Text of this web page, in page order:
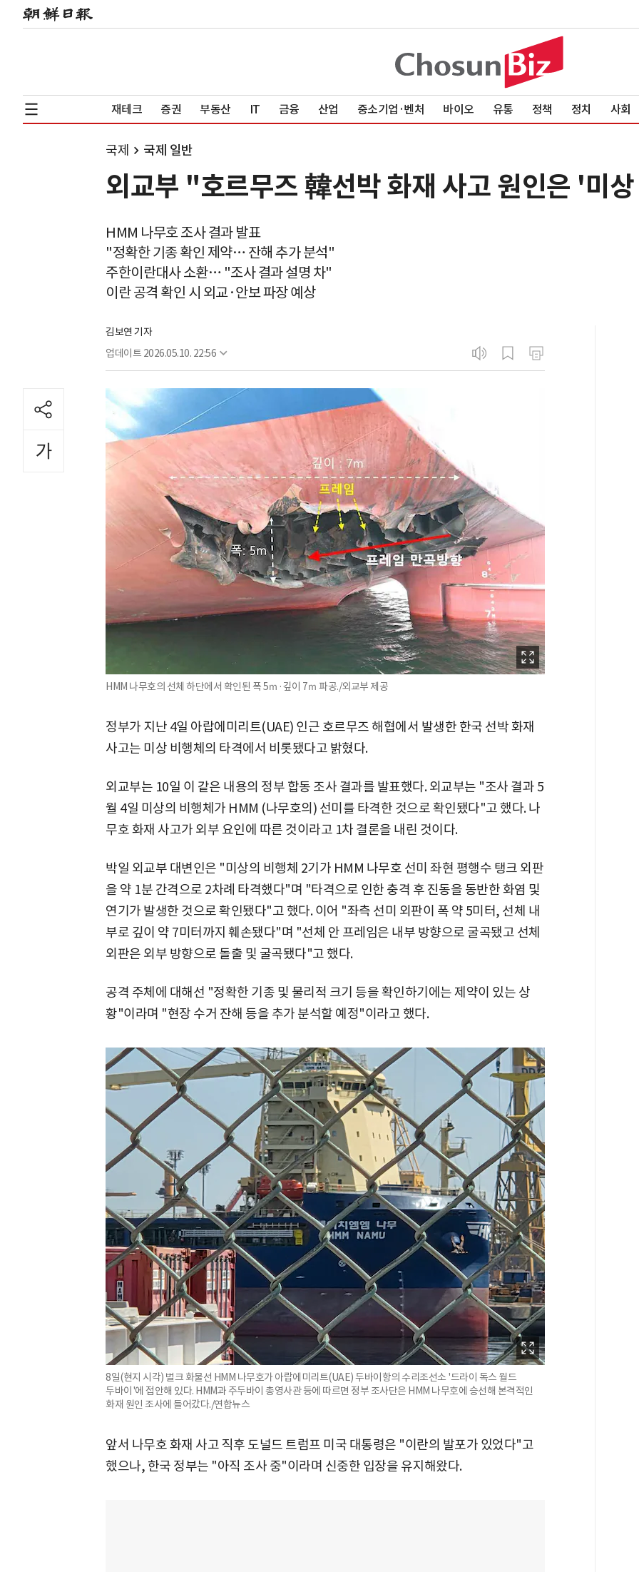
재테크 증권 부동산 IT 금융 산업 중소기업·벤처 바이오 유통 정책 정치 사회
국제 국제 일반
외교부 "호르무즈 韓선박 화재 사고 원인은 '미
HMM 나무호 조사 결과 발표
"정확한 기종 확인 제약… 잔해 추가 분석"
주한이란대사 소환… "조사 결과 설명 차"
이란 공격 확인 시 외교·안보 파장 예상
김보연 기자
업데이트 2026.05.10. 22:56
HMM 나무호의 선체 하단에서 확인된 폭 5ｍ·깊이 7ｍ 파공./외교부 제공
정부가 지난 4일 아랍에미리트(UAE) 인근 호르무즈 해협에서 발생한 한국 선박 화재
사고는 미상 비행체의 타격에서 비롯됐다고 밝혔다.
외교부는 10일 이 같은 내용의 정부 합동 조사 결과를 발표했다. 외교부는 "조사 결과 5
월 4일 미상의 비행체가 HMM (나무호의) 선미를 타격한 것으로 확인됐다"고 했다. 나
무호 화재 사고가 외부 요인에 따른 것이라고 1차 결론을 내린 것이다.
박일 외교부 대변인은 "미상의 비행체 2기가 HMM 나무호 선미 좌현 평행수 탱크 외판
을 약 1분 간격으로 2차례 타격했다"며 "타격으로 인한 충격 후 진동을 동반한 화염 및
연기가 발생한 것으로 확인됐다"고 했다. 이어 "좌측 선미 외판이 폭 약 5미터, 선체 내
부로 깊이 약 7미터까지 훼손됐다"며 "선체 안 프레임은 내부 방향으로 굴곡됐고 선체
외판은 외부 방향으로 돌출 및 굴곡됐다"고 했다.
공격 주체에 대해선 "정확한 기종 및 물리적 크기 등을 확인하기에는 제약이 있는 상
황"이라며 "현장 수거 잔해 등을 추가 분석할 예정"이라고 했다.
8일(현지 시각) 벌크 화물선 HMM 나무호가 아랍에미리트(UAE) 두바이항의 수리조선소 '드라이 독스 월드
두바이'에 접안해 있다. HMM과 주두바이 총영사관 등에 따르면 정부 조사단은 HMM 나무호에 승선해 본격적인
화재 원인 조사에 들어갔다./연합뉴스
앞서 나무호 화재 사고 직후 도널드 트럼프 미국 대통령은 "이란의 발포가 있었다"고
했으나, 한국 정부는 "아직 조사 중"이라며 신중한 입장을 유지해왔다.